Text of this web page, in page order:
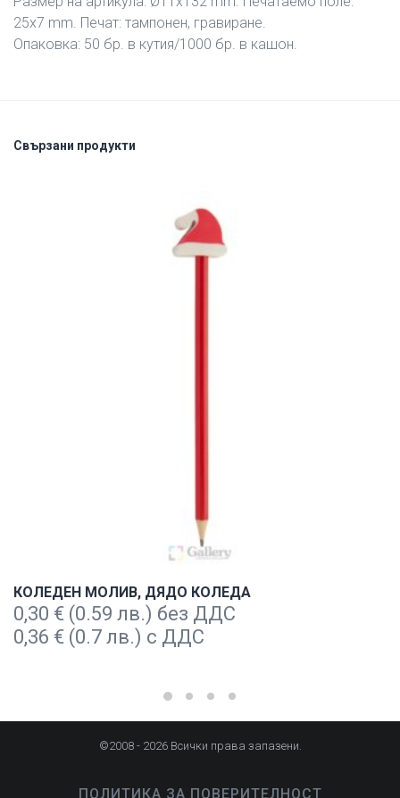
25х7 mm. Печат: тампонен, гравиране.
Опаковка: 50 бр. в кутия/1000 бр. в кашон.
Свързани продукти
КОЛЕДЕН МОЛИВ, ДЯДО КОЛЕДА
0,30 € (0.59 лв.) без ДДС
0,36 € (0.7 лв.) с ДДС
©2008 - 2026 Всички права запазени.
ПОЛИТИКА ЗА ПОВЕРИТЕЛНОСТ